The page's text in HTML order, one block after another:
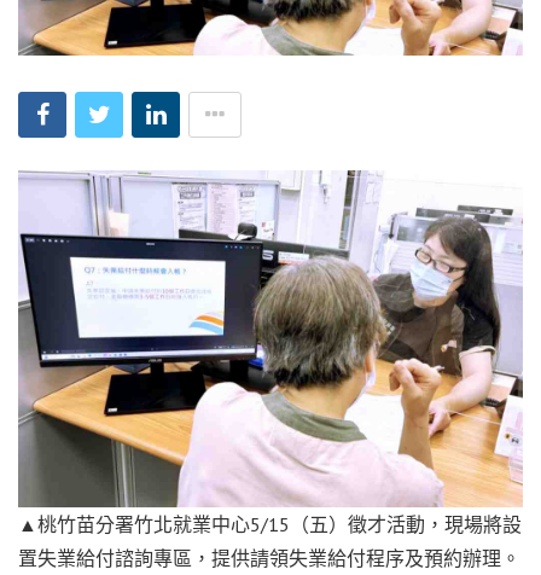
▲桃竹苗分署竹北就業中心5/15（五）徵才活動，現場將設
置失業給付諮詢專區，提供請領失業給付程序及預約辦理。